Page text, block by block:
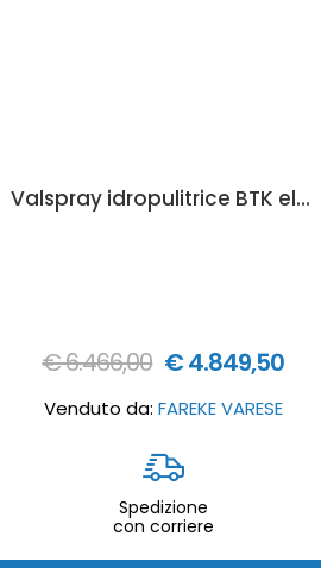
Valspray idropulitrice BTK elettrica 400V - 300 bar
€ 6.466,00 € 4.849,50
Venduto da: FAREKE VARESE
Spedizione
con corriere